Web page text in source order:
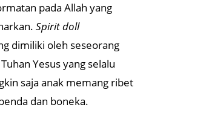
pada Allah yang
Spirit doll
dimiliki oleh seseorang
Yesus yang selalu
saja anak memang ribet
dan boneka.